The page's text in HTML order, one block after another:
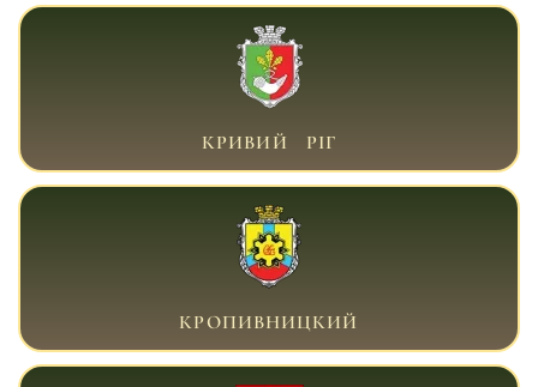
ВІЙСЬКОВИЙ АДВОКАТ КРИВИЙ РІГ
КРИВИЙ РІГ
ВІЙСЬКОВИЙ АДВОКАТ КРОПИВНИЦЬКИЙ
КРОПИВНИЦКИЙ